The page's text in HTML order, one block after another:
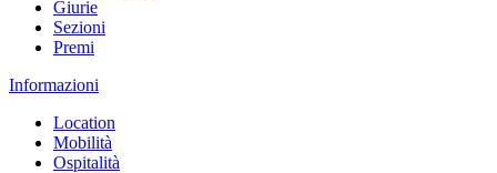
Giurie
Sezioni
Premi
Informazioni
Location
Mobilità
Ospitalità